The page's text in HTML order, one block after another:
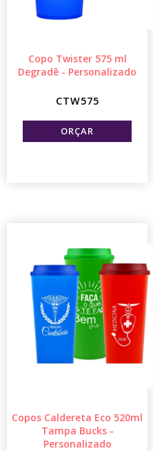
Copo Twister 575 ml
Degradê - Personalizado
CTW575
Copos Caldereta Eco 520ml
Tampa Bucks -
Personalizado